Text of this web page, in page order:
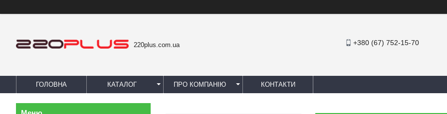
220plus.com.ua +380 (67) 752-15-70
ГОЛОВНА КАТАЛОГ ПРО КОМПАНІЮ КОНТАКТИ